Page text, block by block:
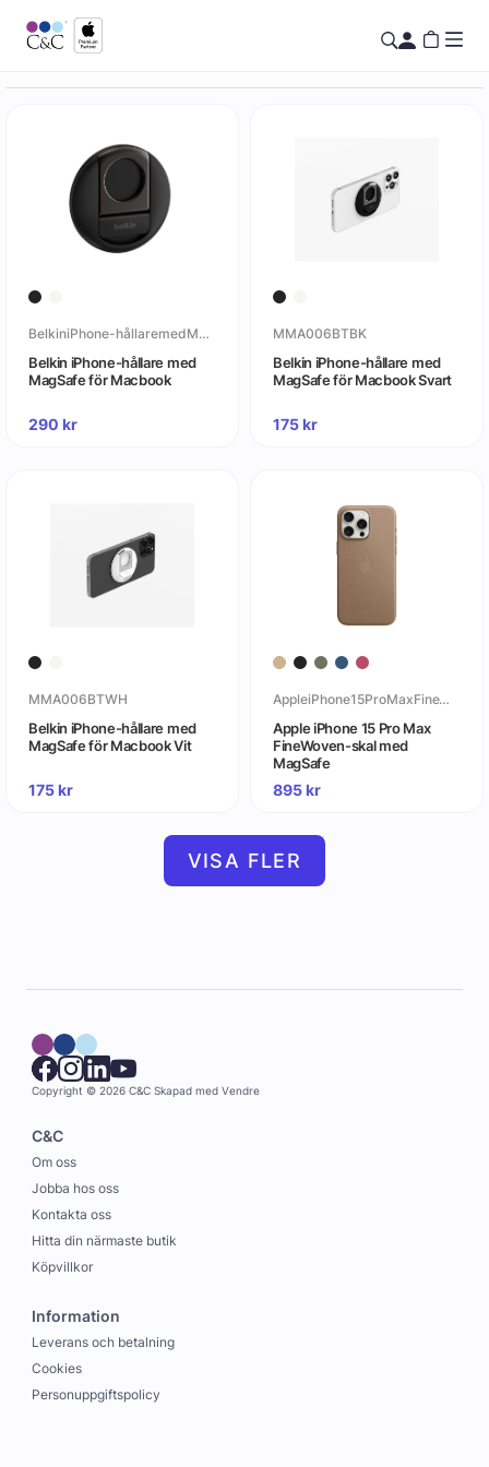
BelkiniPhone-hållaremedMagSafeförMacbook
Belkin iPhone-hållare med
MagSafe för Macbook
290 kr
MMA006BTBK
Belkin iPhone-hållare med
MagSafe för Macbook Svart
175kr
MMA006BTWH
Belkin iPhone-hållare med
MagSafe för Macbook Vit
175kr
AppleiPhone15ProMaxFineWoven-skalmedMagSafe
Apple iPhone 15 Pro Max
FineWoven-skal med
MagSafe
895kr
VISA FLER
Copyright © 2026 C&C Skapad med Vendre
C&C
Om oss
Jobba hos oss
Kontakta oss
Hitta din närmaste butik
Köpvillkor
Information
Leverans och betalning
Cookies
Personuppgiftspolicy